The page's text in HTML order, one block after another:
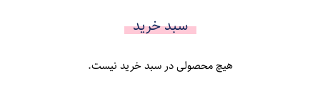
سبد خرید
هیچ محصولی در سبد خرید نیست.